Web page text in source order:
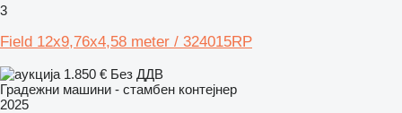
3
Field 12x9,76x4,58 meter / 324015RP
1.850 € Без ДДВ
Градежни машини - стамбен контејнер
2025